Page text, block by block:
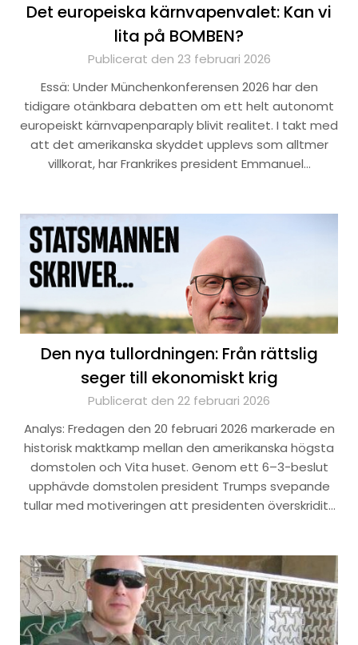
Det europeiska kärnvapenvalet: Kan vi
lita på BOMBEN?
Publicerat den 23 februari 2026
Essä: Under Münchenkonferensen 2026 har den
tidigare otänkbara debatten om ett helt autonomt
europeiskt kärnvapenparaply blivit realitet. I takt med
att det amerikanska skyddet upplevs som alltmer
villkorat, har Frankrikes president Emmanuel…
Den nya tullordningen: Från rättslig
seger till ekonomiskt krig
Publicerat den 22 februari 2026
Analys: Fredagen den 20 februari 2026 markerade en
historisk maktkamp mellan den amerikanska högsta
domstolen och Vita huset. Genom ett 6–3-beslut
upphävde domstolen president Trumps svepande
tullar med motiveringen att presidenten överskridit…